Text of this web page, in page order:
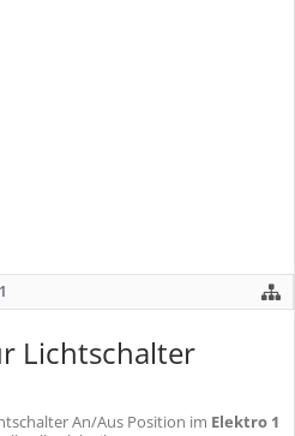
Lichtschalter
An/Aus Position im Elektro 1